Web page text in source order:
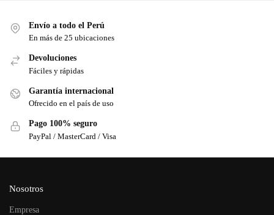
Envío a todo el Perú
En más de 25 ubicaciones
Devoluciones
Fáciles y rápidas
Garantía internacional
Ofrecido en el país de uso
Pago 100% seguro
PayPal / MasterCard / Visa
Nosotros
Empresa